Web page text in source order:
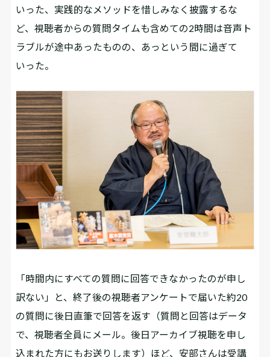
いった、実践的なメソッドを惜しみなく披露するな
ど、視聴者からの質問タイムも含めての2時間は音声ト
ラブルが途中あったものの、あっという間に過ぎて
いった。
「時間内にすべての質問に回答できなかったのが申し
訳ない」と、終了後の視聴者アンケートで届いた約20
の質問に後日直筆で回答を返す（質問と回答はデータ
で、視聴者全員にメール。後日アーカイブ視聴を申し
込まれた方にもお送りします）ほど、安部さんは受講